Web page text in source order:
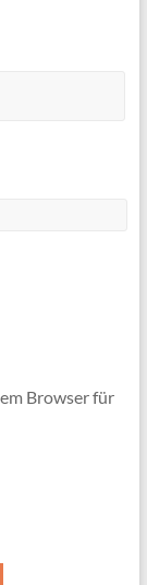
Browser für